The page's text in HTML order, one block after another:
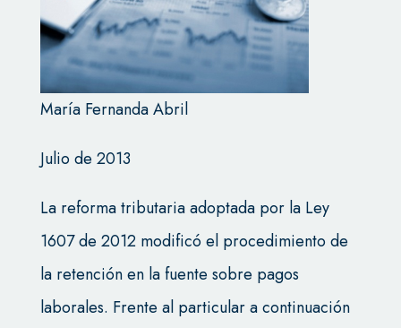
María Fernanda Abril
Julio de 2013
La reforma tributaria adoptada por la Ley
1607 de 2012 modificó el procedimiento de
la retención en la fuente sobre pagos
laborales. Frente al particular a continuación